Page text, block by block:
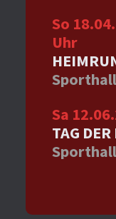
So
Uhr
Sa
TAG